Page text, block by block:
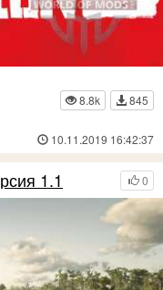
8.8k
845
10.11.2019 16:42:37
0
1.1